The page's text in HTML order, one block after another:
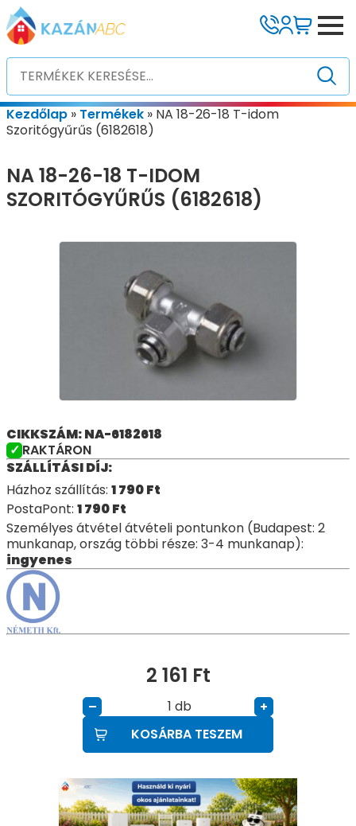
Kezdőlap » Termékek » NA 18-26-18 T-idom
Szoritógyűrűs (6182618)
NA 18-26-18 T-IDOM
SZORITÓGYŰRŰS (6182618)
CIKKSZÁM: NA-6182618
RAKTÁRON
SZÁLLÍTÁSI DÍJ:
Házhoz szállítás: 1 790Ft
PostaPont: 1 790Ft
Személyes átvétel átvételi pontunkon (Budapest: 2
munkanap, ország többi része: 3-4 munkanap):
ingyenes
2 161 Ft
– db
+
KOSÁRBA TESZEM